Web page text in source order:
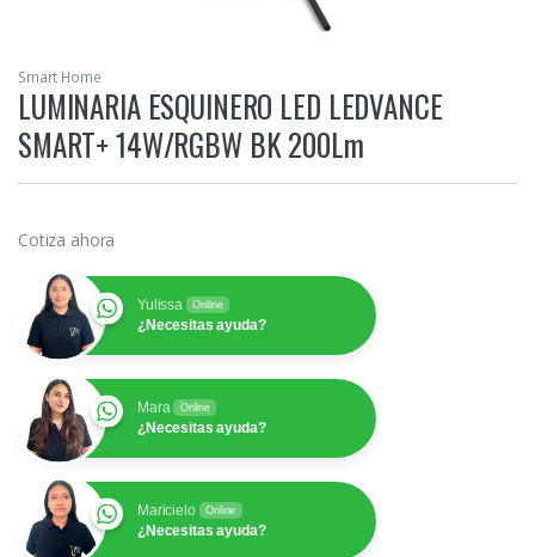
Smart Home
LUMINARIA ESQUINERO LED LEDVANCE
SMART+ 14W/RGBW BK 200Lm
Cotiza ahora
Yulissa Online
¿Necesitas ayuda?
Mara Online
¿Necesitas ayuda?
Maricielo Online
¿Necesitas ayuda?